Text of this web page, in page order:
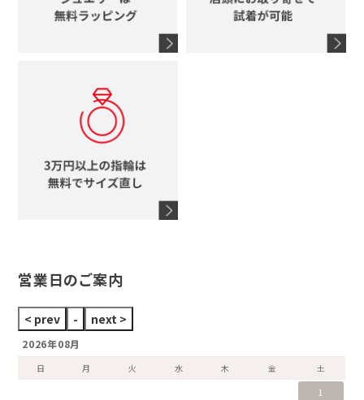
スタージュエリー
ウノアエレ
ブランドアイテムをすべて見る
シャネル
タグホイヤー
営業日のご案内
2026年08月
日 月 火 水 木 金
土
1